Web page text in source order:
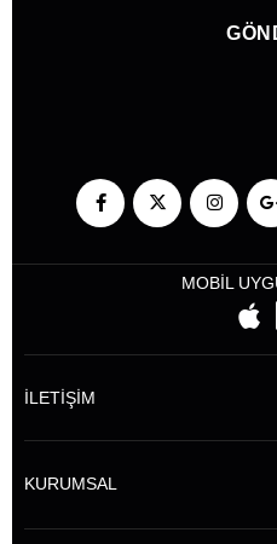
MOBİL
İLETİŞİM
KURUMSAL